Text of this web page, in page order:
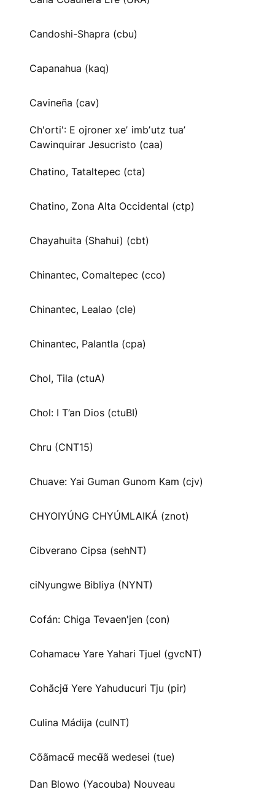
Candoshi-Shapra (cbu)
Capanahua (kaq)
Cavineña (cav)
Ch'orti': E ojroner xeʼ imbʼutz tuaʼ
Cawinquirar Jesucristo (caa)
Chatino, Tataltepec (cta)
Chatino, Zona Alta Occidental (ctp)
Chayahuita (Shahui) (cbt)
Chinantec, Comaltepec (cco)
Chinantec, Lealao (cle)
Chinantec, Palantla (cpa)
Chol, Tila (ctuA)
Chol: I T’an Dios (ctuBI)
Chru (CNT15)
Chuave: Yai Guman Gunom Kam (cjv)
CHYOIYÚNG CHYÚMLAIKÁ (znot)
Cibverano Cipsa (sehNT)
ciNyungwe Bibliya (NYNT)
Cofán: Chiga Tevaen'jen (con)
Cohamacʉ Yare Yahari Tjuel (gvcNT)
Cohãcjʉ̃ Yere Yahuducuri Tju (pir)
Culina Mádija (culNT)
Cõãmacʉ̃ mecʉ̃ã wedesei (tue)
Dan Blowo (Yacouba) Nouveau